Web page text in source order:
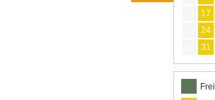
17
24
31
Frei